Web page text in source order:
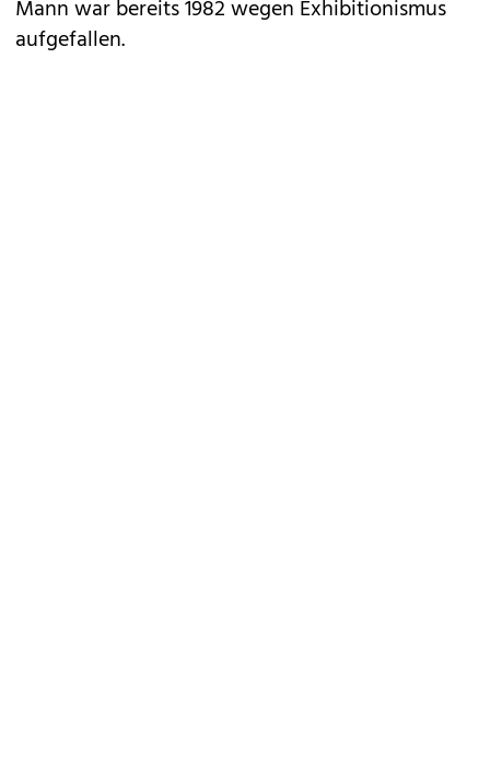
Mann war bereits 1982 wegen Exhibitionismus
aufgefallen.